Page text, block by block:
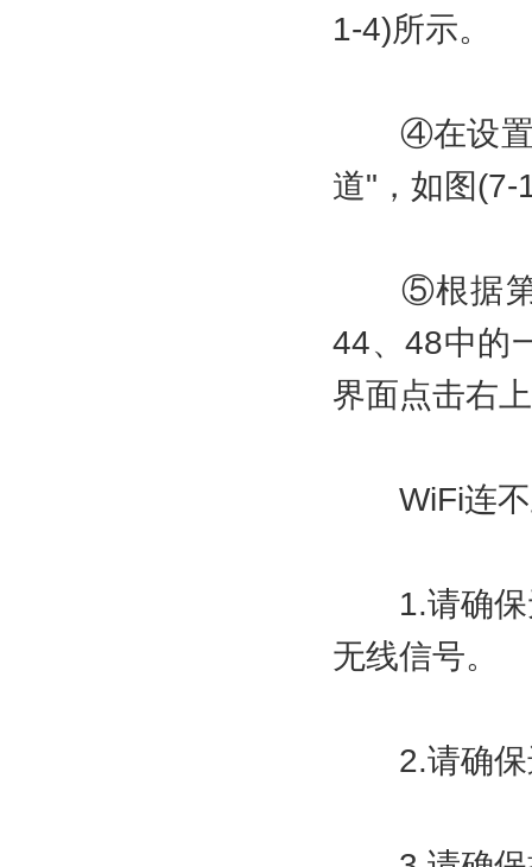
1-4)所示。
④在设置界
道"，如图(7-
⑤根据第2
44、48中的
界面点击右
WiFi连不
1.请确保无
无线信号。
2.请确保进